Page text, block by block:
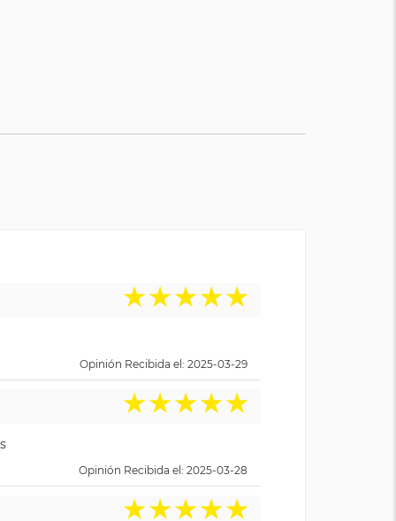
★★★★★
Opinión Recibida el: 2025-03-29
★★★★★
Opinión Recibida el: 2025-03-28
★★★★★